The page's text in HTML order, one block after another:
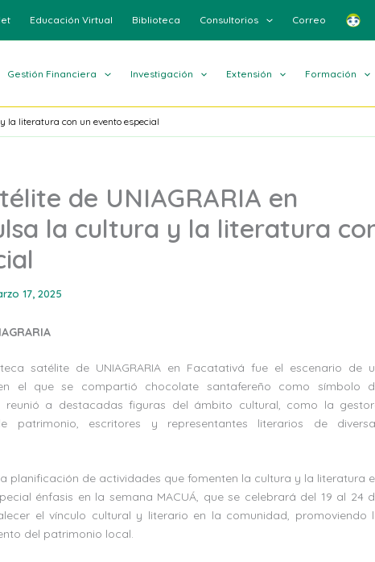
Educación Virtual Biblioteca Consultorios Correo
Gestión Financiera Investigación Extensión Formación
la literatura con un evento especial
de UNIAGRARIA en
la cultura y la literatura
17, 2025
satélite de UNIAGRARIA en Facatativá fue el escenario de
el que se compartió chocolate santafereño como símbolo
reunió a destacadas figuras del ámbito cultural, como la
patrimonio, escritores y representantes literarios de
planificación de actividades que fomenten la cultura y la literatura
énfasis en la semana MACUÁ, que se celebrará del 19 al 24
el vínculo cultural y literario en la comunidad, promoviendo
del patrimonio local.